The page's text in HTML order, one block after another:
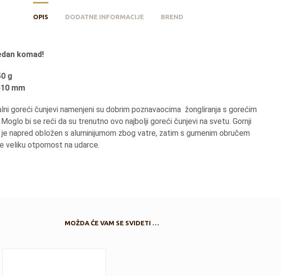
OPIS DODATNE INFORMACIJE BREND
komad!
g
mm
goreći čunjevi namenjeni su dobrim poznavaocima žongliranja s gorećim
bi se reći da su trenutno ovo najbolji goreći čunjevi na svetu. Gornji
napred obložen s aluminijumom zbog vatre, zatim s gumenim obručem
veliku otpornost na udarce.
MOŽDA ĆE VAM SE SVIDETI …